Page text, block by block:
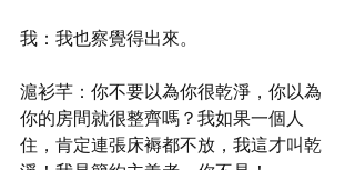
我：我也察覺得出來。
滬衫芊：你不要以為你很乾淨，你以為
你的房間就很整齊嗎？我如果一個人
住，肯定連張床褥都不放，我這才叫乾